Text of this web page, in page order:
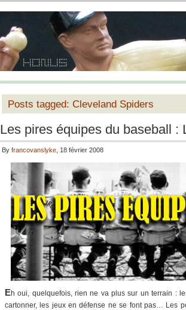
Posts tagged: Cleveland Spiders
Les pires équipes du baseball
By francovanslyke , 18 février 2008
Eh oui, quelquefois, rien ne va plus sur un terrain :
cartonner, les jeux en défense ne se font pas… Les